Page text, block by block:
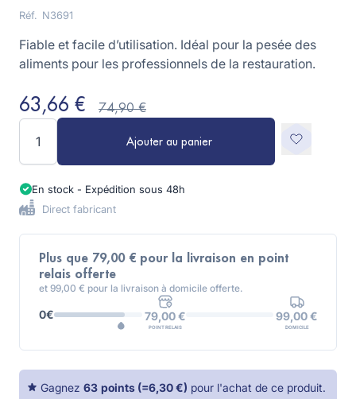
Réf. N3691
Fiable et facile d’utilisation. Idéal pour la pesée des
aliments pour les professionnels de la restauration.
63,66 € 74,90 €
Ajouter au panier
En stock - Expédition sous 48h
Direct fabricant
Plus que 79,00 € pour la livraison en point
relais offerte
et 99,00 € pour la livraison à domicile offerte.
0€ 79,00 €
POINT RELAIS
99,00 €
DOMICILE
Gagnez 63 points (=6,30 €) pour l'achat de ce produit.